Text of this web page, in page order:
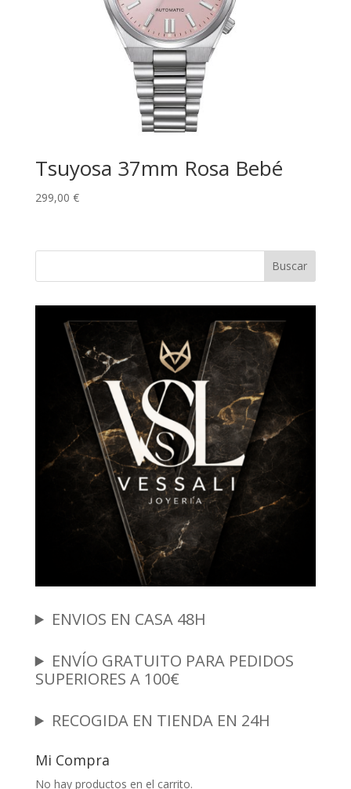
Tsuyosa 37mm Rosa Bebé
299,00 €
Buscar
ENVIOS EN CASA 48H
ENVÍO GRATUITO PARA PEDIDOS
SUPERIORES A 100€
RECOGIDA EN TIENDA EN 24H
Mi Compra
No hay productos en el carrito.